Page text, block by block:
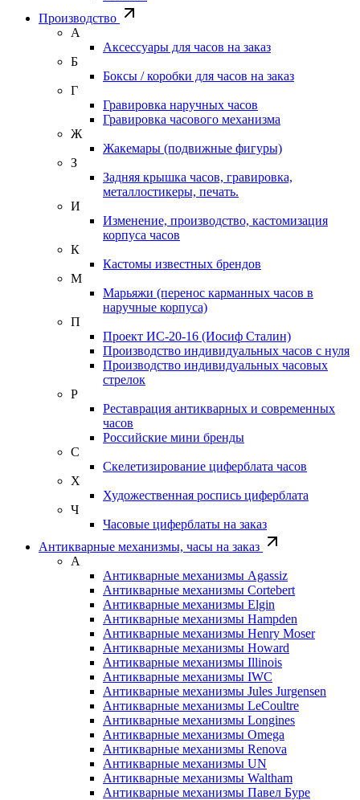
Производство
А
Аксессуары для часов на заказ
Б
Боксы / коробки для часов на заказ
Г
Гравировка наручных часов
Гравировка часового механизма
Ж
Жакемары (подвижные фигуры)
З
Задняя крышка часов, гравировка,
металлостикеры, печать.
И
Изменение, производство, кастомизация
корпуса часов
К
Кастомы известных брендов
М
Марьяжи (перенос карманных часов в
наручные корпуса)
П
Проект ИС-20-16 (Иосиф Сталин)
Производство индивидуальных часов с нуля
Производство индивидуальных часовых
стрелок
Р
Реставрация антикварных и современных
часов
Российские мини бренды
С
Скелетизирование циферблата часов
Х
Художественная роспись циферблата
Ч
Часовые циферблаты на заказ
Антикварные механизмы, часы на заказ
А
Антикварные механизмы Agassiz
Антикварные механизмы Cortebert
Антикварные механизмы Elgin
Антикварные механизмы Hampden
Антикварные механизмы Henry Moser
Антикварные механизмы Howard
Антикварные механизмы Illinois
Антикварные механизмы IWC
Антикварные механизмы Jules Jurgensen
Антикварные механизмы LeCoultre
Антикварные механизмы Longines
Антикварные механизмы Omega
Антикварные механизмы Renova
Антикварные механизмы UN
Антикварные механизмы Waltham
Антикварные механизмы Павел Буре